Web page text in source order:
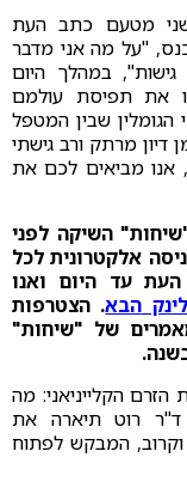
מטעם כתב העת
"על מה אני מדבר
גישות", במהלך היום
את תפיסת עולמם
הגומלין שבין המטפל
דיון מרתק ורב גישתי
אנו מביאים לכם את
השיקה לפני
אלקטרונית לכל
עד היום ואנו
הבא. הצטרפות
של "שיחות"
הזרם הקלייניאני: מה
ד"ר רוט תיארה את
וקרוב, המבקש לפתוח